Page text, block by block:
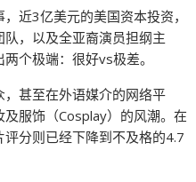
近3亿美元的美国资本投资，
，以及全亚裔演员担纲主
个极端：很好vs极差。
甚至在外语媒介的网络平
服饰（Cosplay）的风潮。在
分则已经下降到不及格的4.7